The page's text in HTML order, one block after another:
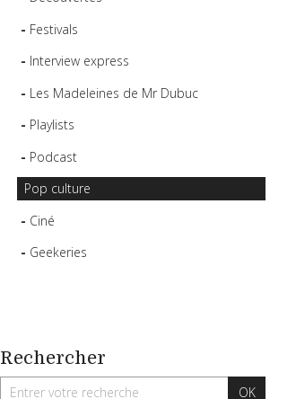
Festivals
Interview express
Les Madeleines de Mr Dubuc
Playlists
Podcast
Pop culture
Ciné
Geekeries
Rechercher